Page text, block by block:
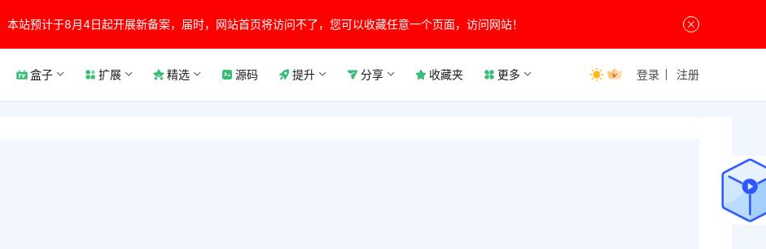
本站预计于8月4日起开展新备案，届时，网站首页将访问不了，您可以收藏任意一个页面，访问网站！
盒子 扩展 精选 源码 提升 分享 收藏夹 更多 登录 注册